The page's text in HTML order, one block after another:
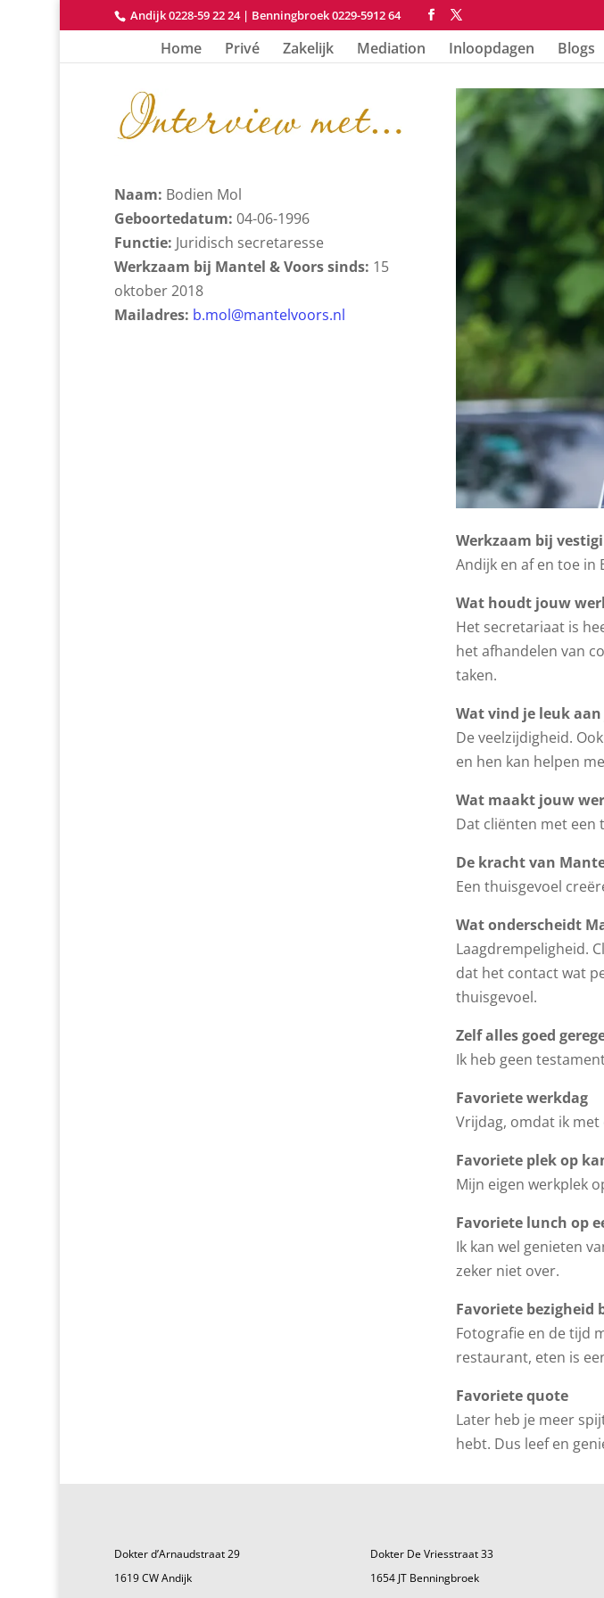
Andijk 0228-59 22 24| Benningbroek 0229-5912 64
Home Privé Zakelijk Mediation Inloopdagen Blogs
Naam: Bodien Mol
Geboortedatum: 04-06-1996
Functie: Juridisch secretaresse
Werkzaam bij Mantel & Voors sinds: 15
oktober 2018
Mailadres: b.mol@mantelvoors.nl
Werkzaam bij
Andijk en af en toe in
Wat houdt jouw
Het secretariaat is
het afhandelen van
taken.
Wat vind je leuk
De veelzijdigheid.
en hen kan helpen
Wat maakt jouw
Dat cliënten met een
De kracht van
Een thuisgevoel
Wat onderscheidt
Laagdrempeligheid.
dat het contact wat
thuisgevoel.
Zelf alles goed
Ik heb geen
Favoriete werkdag
Vrijdag, omdat ik met
Favoriete plek op
Mijn eigen werkplek
Favoriete lunch op
Ik kan wel genieten
zeker niet over.
Favoriete
Fotografie en de tijd
restaurant, eten is
Favoriete quote
Later heb je meer
hebt. Dus leef en
Dokter d’Arnaudstraat 29
1619 CW Andijk
Dokter De Vriesstraat 33
1654 JT Benningbroek